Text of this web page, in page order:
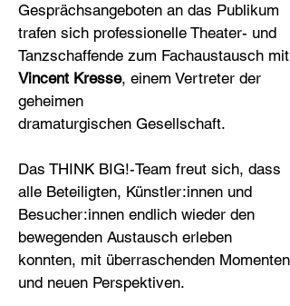
Gesprächsangeboten an das Publikum
trafen sich professionelle Theater- und
Tanzschaffende zum Fachaustausch mit
Vincent Kresse, einem Vertreter der
geheimen
dramaturgischen Gesellschaft.
Das THINK BIG!-Team freut sich, dass
alle Beteilig­ten, Künstler:innen und
Besucher:innen endlich wieder den
bewegenden Austausch erleben
konnten, mit überraschenden Momenten
und neuen Perspektiven.